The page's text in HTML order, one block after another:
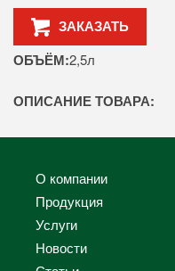
ЗАКАЗАТЬ
ОБЪЁМ:2,5л
ОПИСАНИЕ ТОВАРА:
О компании
Продукция
Услуги
Новости